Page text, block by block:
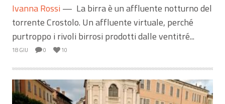
Ivanna Rossi — La birra è un affluente notturno del
torrente Crostolo. Un affluente virtuale, perché
purtroppo i rivoli birrosi prodotti dalle ventitré...
18 GIU 0 10